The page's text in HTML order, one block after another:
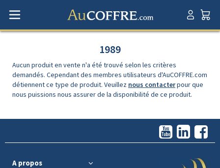
1989
Aucun produit en vente n'a été trouvé selon les critères
demandés. Cependant des membres utilisateurs d'AuCOFFRE.com
détiennent ce type de produit. Veuillez nous contacterpour que
nous puissions nous assurer de la disponibilité de ce produit.
A propos